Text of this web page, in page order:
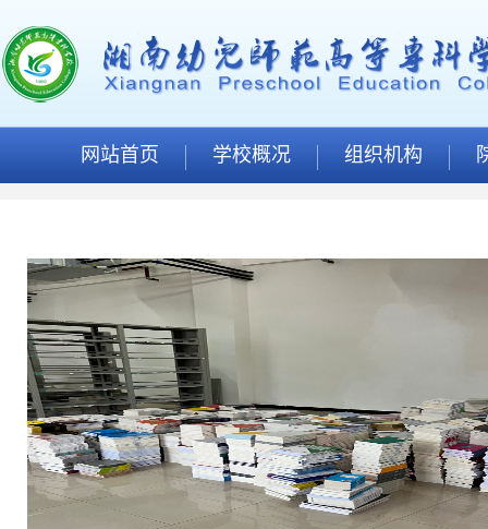
网站首页 学校概况 组织机构